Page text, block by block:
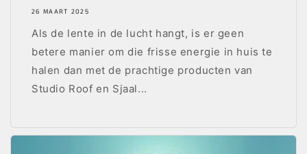
26 MAART 2025
Als de lente in de lucht hangt, is er geen
betere manier om die frisse energie in huis te
halen dan met de prachtige producten van
Studio Roof en Sjaal...